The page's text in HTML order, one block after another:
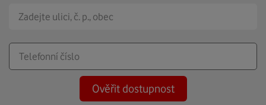
Ověřit dostupnost